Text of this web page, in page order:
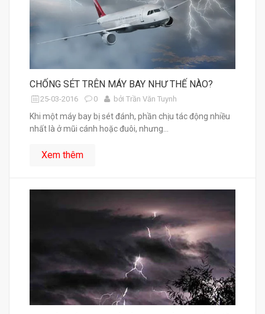
CHỐNG SÉT TRÊN MÁY BAY NHƯ THẾ NÀO?
25-03-2016 0 bởi Trần Văn Tuynh
Khi một máy bay bị sét đánh, phần chịu tác động nhiều
nhất là ở mũi cánh hoặc đuôi, nhưng...
Xem thêm